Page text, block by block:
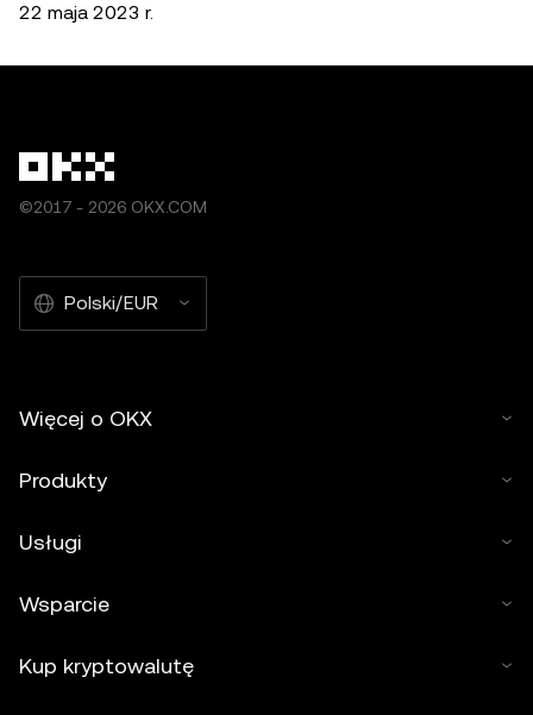
22 maja 2023 r.
©2017 - 2026 OKX.COM
Polski/EUR
Więcej o OKX
Produkty
Usługi
Wsparcie
Kup kryptowalutę